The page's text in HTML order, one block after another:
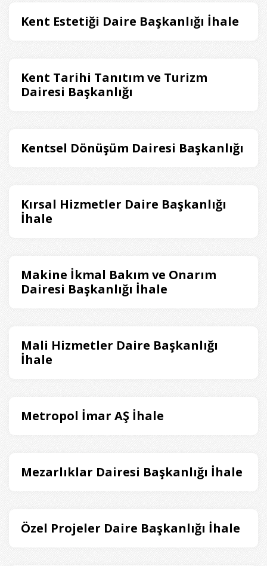
Kent Estetiği Daire Başkanlığı İhale
Kent Tarihi Tanıtım ve Turizm
Dairesi Başkanlığı
Kentsel Dönüşüm Dairesi Başkanlığı
Kırsal Hizmetler Daire Başkanlığı
İhale
Makine İkmal Bakım ve Onarım
Dairesi Başkanlığı İhale
Mali Hizmetler Daire Başkanlığı
İhale
Metropol İmar AŞ İhale
Mezarlıklar Dairesi Başkanlığı İhale
Özel Projeler Daire Başkanlığı İhale